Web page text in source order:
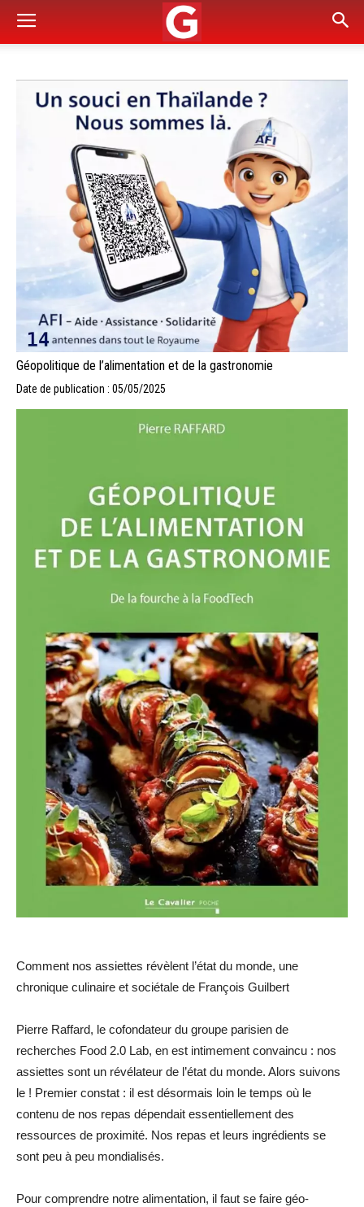
Géopolitique de l’alimentation et de la gastronomie
Date de publication : 05/05/2025
Comment nos assiettes révèlent l’état du monde, une
chronique culinaire et sociétale de François Guilbert
Pierre Raffard, le cofondateur du groupe parisien de
recherches Food 2.0 Lab, en est intimement convaincu : nos
assiettes sont un révélateur de l’état du monde. Alors suivons
le ! Premier constat : il est désormais loin le temps où le
contenu de nos repas dépendait essentiellement des
ressources de proximité. Nos repas et leurs ingrédients se
sont peu à peu mondialisés.
Pour comprendre notre alimentation, il faut se faire géo-